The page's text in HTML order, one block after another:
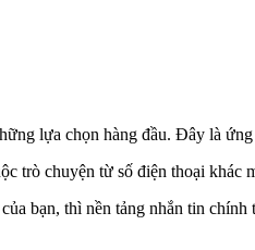
lựa chọn hàng đầu. Đây là
trò chuyện từ số điện thoại
bạn, thì nền tảng nhắn tin